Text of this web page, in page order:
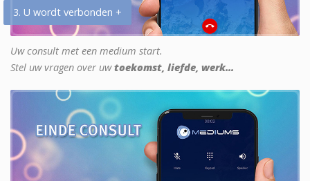
3. U wordt verbonden +
Uw consult met een medium start.
Stel uw vragen over uwtoekomst, liefde, werk...